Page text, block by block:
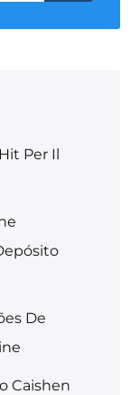
Per Il
De
Caishen